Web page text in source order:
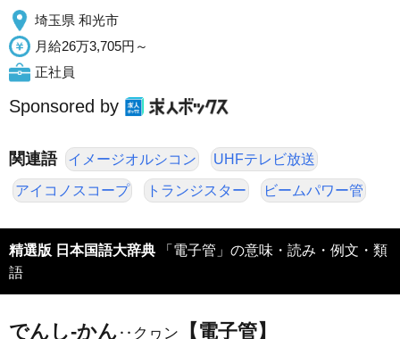
埼玉県 和光市
月給26万3,705円～
正社員
Sponsored by
関連語 イメージオルシコン UHFテレビ放送
アイコノスコープ トランジスター ビームパワー管
精選版 日本国語大辞典 「電子管」の意味・読み・例文・類
語
でんし‐かん ‥クヮン 【電子管】